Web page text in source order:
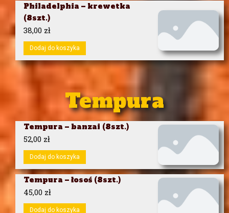
Philadelphia – krewetka
(8szt.)
38,00 zł
Dodaj do koszyka
Tempura
Tempura – banzai (8szt.)
52,00 zł
Dodaj do koszyka
Tempura – łosoś (8szt.)
45,00 zł
Dodaj do koszyka